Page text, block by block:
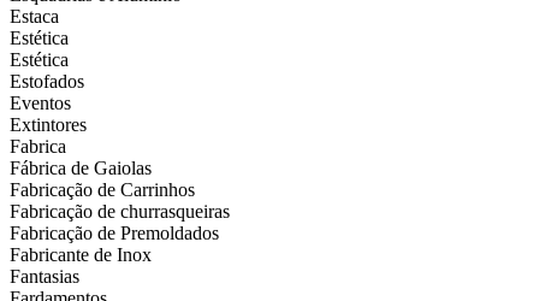
Estaca
Estética
Estética
Estofados
Eventos
Extintores
Fabrica
Fábrica de Gaiolas
Fabricação de Carrinhos
Fabricação de churrasqueiras
Fabricação de Premoldados
Fabricante de Inox
Fantasias